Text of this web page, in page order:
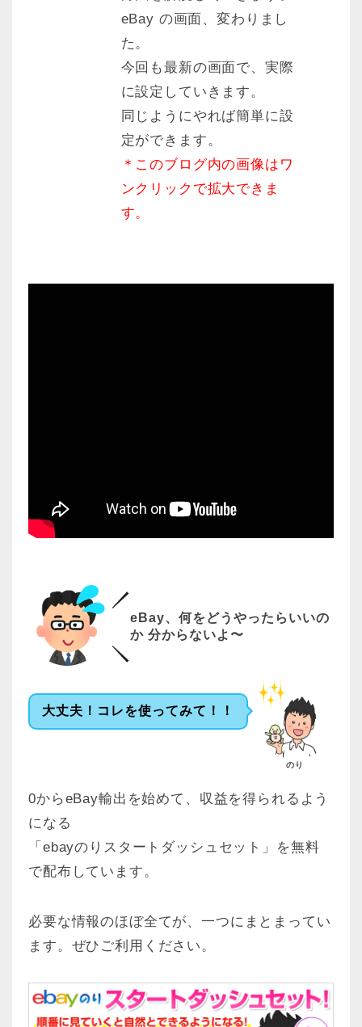
eBay の画面、変わりまし
た。
今回も最新の画面で、実際
に設定していきます。
同じようにやれば簡単に設
定ができます。
＊このブログ内の画像はワ
ンクリックで拡大できま
す。
eBay、何をどうやったらいいの
か 分からないよ〜
大丈夫！コレを使ってみて！！
のり
0からeBay輸出を始めて、収益を得られるよう
になる
「ebayのりスタートダッシュセット」を無料
で配布しています。
必要な情報のほぼ全てが、一つにまとまってい
ます。ぜひご利用ください。